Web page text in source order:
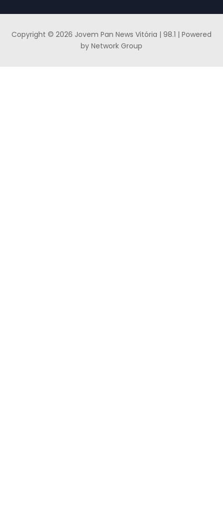
Copyright © 2026 Jovem Pan News Vitória | 98.1 | Powered
by Network Group